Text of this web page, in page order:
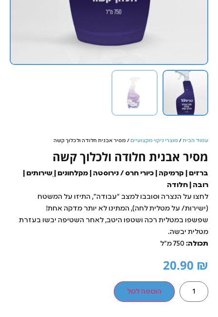
עמוד הבית/ מוצרי ניקוי מקצועיים/ מסיר אבנית חלודה ולכלוך קשה
מסיר אבנית חלודה ולכלוך קשה
ברזים | קרמיקה | כיורי חרס / נירוסטה | מקלחונים | ֻשירותים |
רובה | חלודה
לחצו על הנצרה וסובבו למצב "עבודה", התיזו על המשטח
(ישירות/ על מטלית לחה), המתינו לא יותר מדקה אחת!
שפשפו במטלית רכה ושטפו היטב, לאחר השטיפה יבשו בעזרת
מטלית יבשה.
תכולה:
20.90 ₪
הוספה לסל